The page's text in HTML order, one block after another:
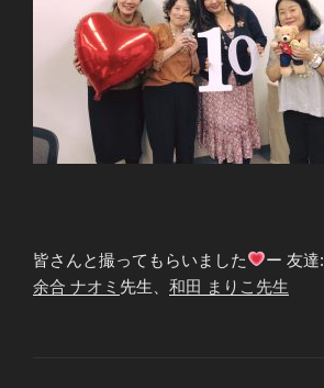
皆さんと撮ってもらいました ー 友達:
余合 ナオミ 先生 和田 まりこ先生